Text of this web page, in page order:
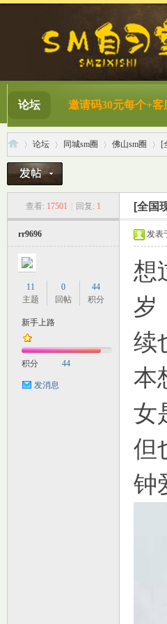
论坛 邀请码30元每个+客
论坛
›
同城sm圈
›
佛山sm圈
›
[
查看: 17501 回复: 1 [全国
rr9696
11
主题
0
回帖
44
积分
新手上路
积分 44
发消息
发表
想
岁
续
本
女
但
钟